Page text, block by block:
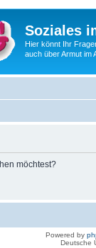
Soziales
Hier könnt Ihr
auch über Armut im
möchtest?
Powered by
Deutsche